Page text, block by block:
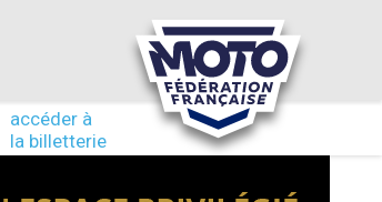
accéder à
la billetterie
NEVERS MAGNY-COURS (58)
du 24/09/2026 au 27/09/2026